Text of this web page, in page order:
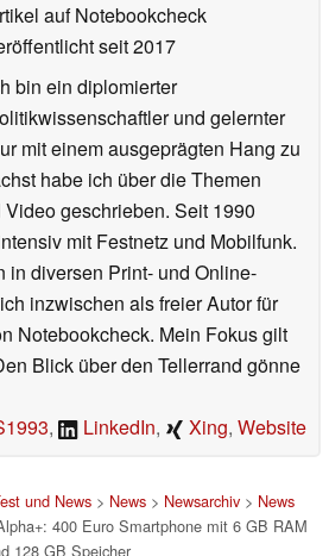
auf Notebookcheck
seit 2017
bin ein diplomierter
und gelernter
mit einem ausgeprägten Hang zu
habe ich über die Themen
geschrieben. Seit 1990
mit Festnetz und Mobilfunk.
in diversen Print- und Online-
inzwischen als freier Autor für
Notebookcheck. Mein Fokus gilt
Blick über den Tellerrand gönne
, LinkedIn, Xing, Website
und News> News> Newsarchiv> News
400 Euro Smartphone mit 6 GB RAM
128 GB Speicher